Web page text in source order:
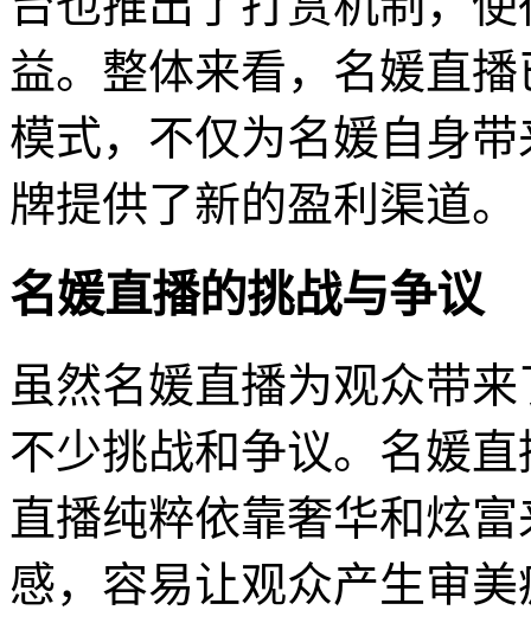
益。整体来看，名媛直
模式，不仅为名媛自身
牌提供了新的盈利渠道。
名媛直播的挑战与争议
虽然名媛直播为观众带
不少挑战和争议。名媛
直播纯粹依靠奢华和炫
感，容易让观众产生审